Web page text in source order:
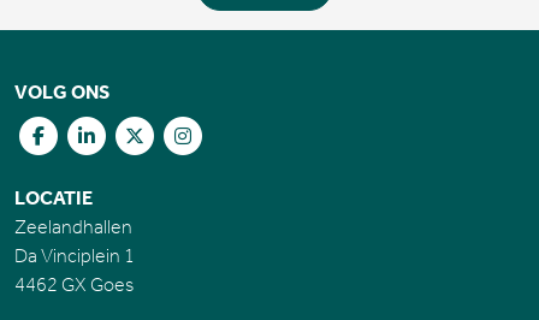
VOLG ONS
LOCATIE
Zeelandhallen
Da Vinciplein 1
4462 GX Goes